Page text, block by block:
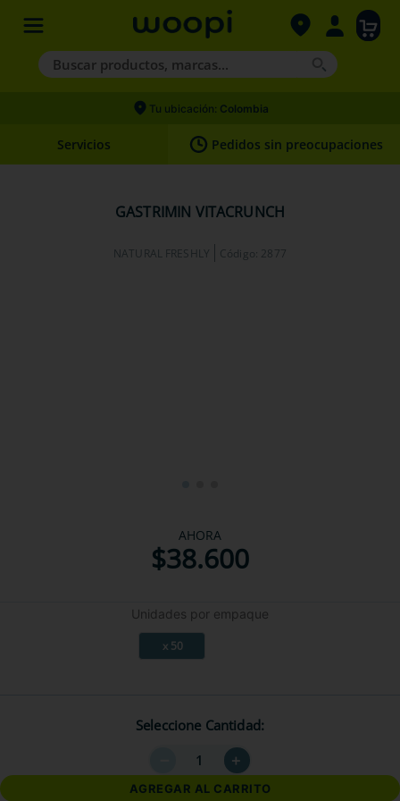
Buscar productos, marcas...
Términos más buscados
2.
hills
Tu ubicación: Colombia
Servicios Pedidos sin preocupaciones
GASTRIMIN VITACRUNCH
NATURAL FRESHLY Código: 2877
AHORA
$38.600
Unidades por empaque
x 50
Seleccione Cantidad
＋
AGREGAR AL CARRITO